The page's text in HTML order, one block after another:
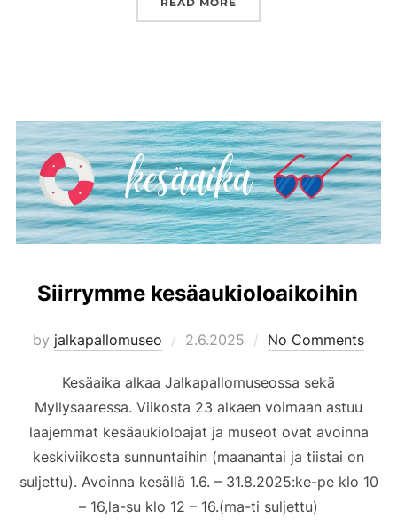
Siirrymme kesäaukioloaikoihin
by jalkapallomuseo
Posted
2.6.2025 No Comments
Kesäaika alkaa Jalkapallomuseossa sekä
Myllysaaressa. Viikosta 23 alkaen voimaan astuu
laajemmat kesäaukioloajat ja museot ovat avoinna
keskiviikosta sunnuntaihin (maanantai ja tiistai on
suljettu). Avoinna kesällä 1.6. – 31.8.2025:ke-pe klo 10
– 16,la-su klo 12 – 16.(ma-ti suljettu)